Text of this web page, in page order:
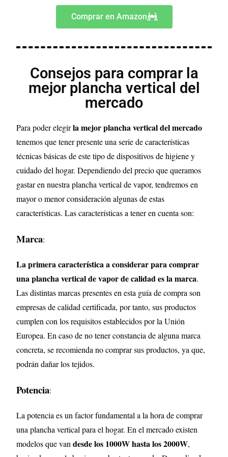
Comprar en Amazon
Consejos para comprar la
mejor plancha vertical del
mercado
Para poder elegirla mejor plancha vertical del mercado
tenemos que tener presente una serie de características
técnicas básicas de este tipo de dispositivos de higiene y
cuidado del hogar. Dependiendo del precio que queramos
gastar en nuestra plancha vertical de vapor, tendremos en
mayor o menor consideración algunas de estas
características. Las características a tener en cuenta son:
Marca:
La primera característica a considerar para comprar
una plancha vertical de vapor de calidad es la marca.
Las distintas marcas presentes en esta guía de compra son
empresas de calidad certificada, por tanto, sus productos
cumplen con los requisitos establecidos por la Unión
Europea. En caso de no tener constancia de alguna marca
concreta, se recomienda no comprar sus productos, ya que,
podrán dañar los tejidos.
Potencia:
La potencia es un factor fundamental a la hora de comprar
una plancha vertical para el hogar. En el mercado existen
modelos que vandesde los 1000W hasta los 2000W,